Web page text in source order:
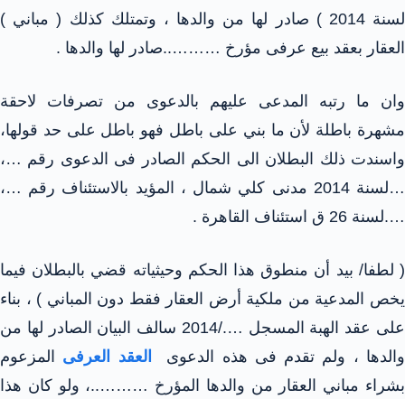
لسنة 2014 ) صادر لها من والدها ، وتمتلك كذلك ( مباني )
العقار بعقد بيع عرفى مؤرخ ………..صادر لها والدها .
وان ما رتبه المدعى عليهم بالدعوى من تصرفات لاحقة
مشهرة باطلة لأن ما بني على باطل فهو باطل على حد قولها،
واسندت ذلك البطلان الى الحكم الصادر فى الدعوى رقم …،
…لسنة 2014 مدنى كلي شمال ، المؤيد بالاستئناف رقم …،
….لسنة 26 ق استئناف القاهرة .
( لطفا/ بيد أن منطوق هذا الحكم وحيثياته قضي بالبطلان فيما
يخص المدعية من ملكية أرض العقار فقط دون المباني ) ، بناء
على عقد الهبة المسجل …./2014 سالف البيان الصادر لها من
والدها ، ولم تقدم فى هذه الدعوى
العقد العرفى المزعوم
بشراء مباني العقار من والدها المؤرخ ………..، ولو كان هذا